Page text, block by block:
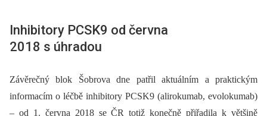
Inhibitory PCSK9 od června
2018 s úhradou
Závěrečný blok Šobrova dne patřil aktuálním a praktickým
informacím o léčbě inhibitory PCSK9 (alirokumab, evolokumab)
–⁠ od 1. června 2018 se ČR totiž konečně přiřadila k většině